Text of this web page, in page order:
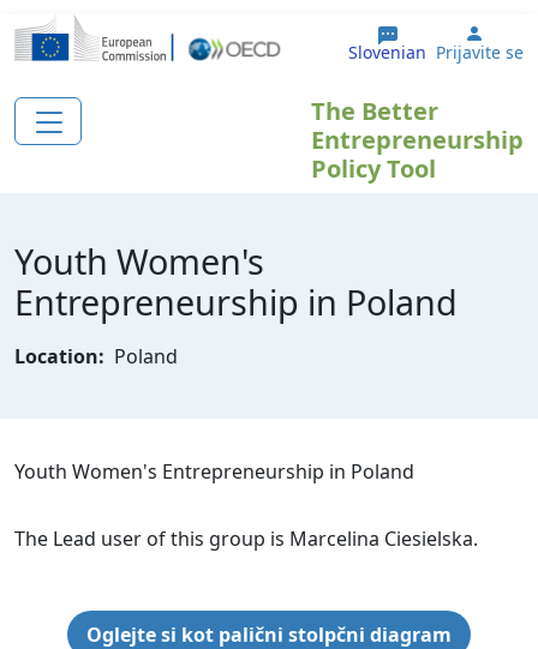
Skip to main content
Slovenian User
Prijavite se
The Better
Entrepreneurship
Policy Tool
Youth Women's
Entrepreneurship in Poland
Location: Poland
Youth Women's Entrepreneurship in Poland
The Lead user of this group is Marcelina Ciesielska.
Oglejte si kot palični stolpčni diagram